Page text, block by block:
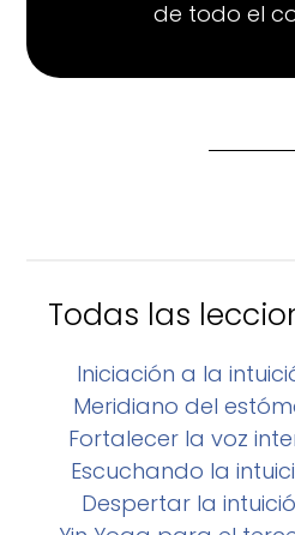
de todo el
Todas las
Iniciación a la
Meridiano del
Fortalecer la voz
Escuchando la
Despertar la